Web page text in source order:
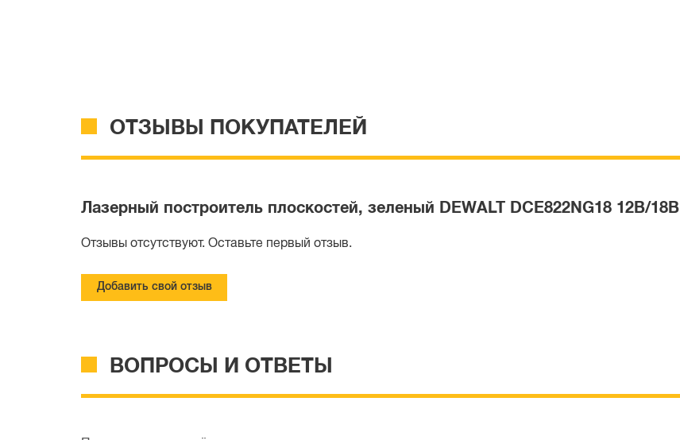
ОТЗЫВЫ ПОКУПАТЕЛЕЙ
Лазерный построитель плоскостей, зеленый DEWALT DCE822NG18 12В/18В
Отзывы отсутствуют. Оставьте первый отзыв.
Добавить свой отзыв
ВОПРОСЫ И ОТВЕТЫ